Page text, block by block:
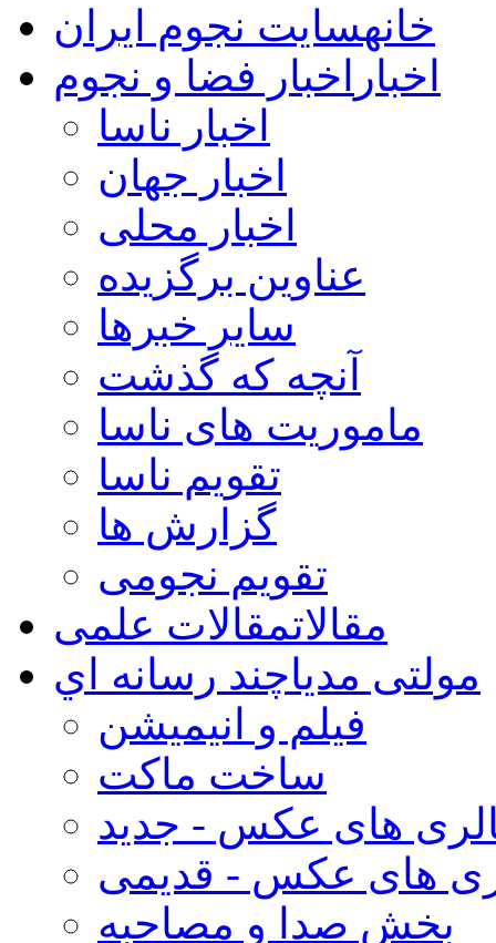
خانهسایت نجوم ایران
اخبار اخبار فضا و نجوم
اخبار ناسا
اخبار جهان
اخبار محلی
عناوین برگزیده
سایر خبرها
آنچه که گذشت
ماموریت های ناسا
تقویم ناسا
گزارش ها
تقویم نجومی
مقالاتمقالات علمی
مولتی مدیاچند رسانه اي
فیلم و انیمیشن
ساخت ماکت
های عکس - جدید
های عکس - قدیمی
بخش صدا و مصاحبه